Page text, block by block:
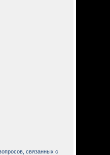
связанных с